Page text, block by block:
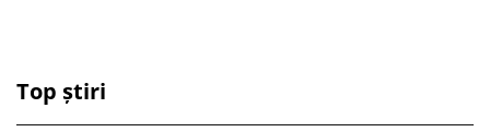
Top știri